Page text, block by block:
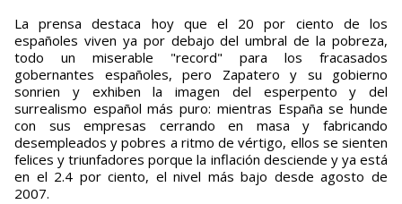
La prensa destaca hoy que el 20 por ciento de los
españoles viven ya por debajo del umbral de la pobreza,
todo un miserable "record" para los fracasados
gobernantes españoles, pero Zapatero y su gobierno
sonrien y exhiben la imagen del esperpento y del
surrealismo español más puro: mientras España se hunde
con sus empresas cerrando en masa y fabricando
desempleados y pobres a ritmo de vértigo, ellos se sienten
felices y triunfadores porque la inflación desciende y ya está
en el 2.4 por ciento, el nivel más bajo desde agosto de
2007.